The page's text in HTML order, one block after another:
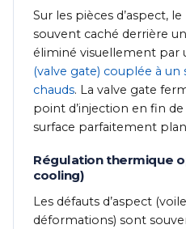
Sur les pièces d’aspect,
souvent caché derrière
éliminé visuellement par
(valve gate) couplée à un
chauds. La valve gate
point d’injection en fin de
surface parfaitement
Régulation thermique
cooling)
Les défauts d’aspect
déformations) sont